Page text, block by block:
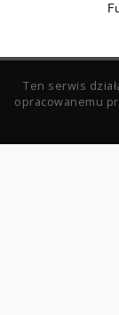
Ten serwis
opracowanemu